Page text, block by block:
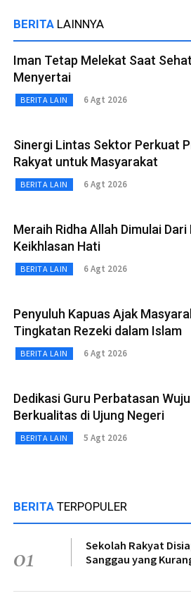
BERITA LAINNYA
Iman Tetap Melekat Saat
Menyertai
BERITA LAIN 6 Agt 2026
Sinergi Lintas Sektor Perkuat
Rakyat untuk Masyarakat
BERITA LAIN 6 Agt 2026
Meraih Ridha Allah Dimulai
Keikhlasan Hati
BERITA LAIN 6 Agt 2026
Penyuluh Kapuas Ajak
Tingkatan Rezeki dalam Islam
BERITA LAIN 6 Agt 2026
Dedikasi Guru Perbatasan
Berkualitas di Ujung Negeri
BERITA LAIN 5 Agt 2026
BERITA TERPOPULER
01
Sekolah Rakyat
Sanggau yang